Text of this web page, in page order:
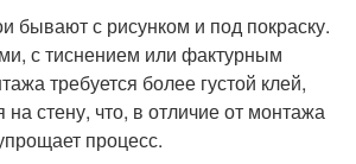
бывают с рисунком и под покраску.
с тиснением или фактурным
требуется более густой клей,
на стену, что, в отличие от монтажа
процесс.